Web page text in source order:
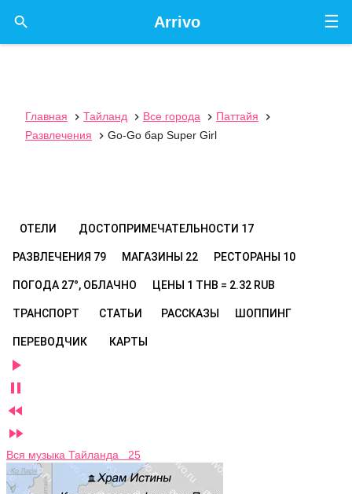
☰
Arrivo

Главная  Тайланд  Все города  Паттайя

Развлечения
 Go-Go бар Super Girl
ОТЕЛИ ДОСТОПРИМЕЧАТЕЛЬНОСТИ 17
РАЗВЛЕЧЕНИЯ 79 МАГАЗИНЫ 22 РЕСТОРАНЫ 10
ПОГОДА 27°, ОБЛАЧНО ЦЕНЫ 1 THB = 2.32 RUB
ТРАНСПОРТ СТАТЬИ РАССКАЗЫ ШОППИНГ
ПЕРЕВОДЧИК КАРТЫ




Вся музыка Тайланда 25